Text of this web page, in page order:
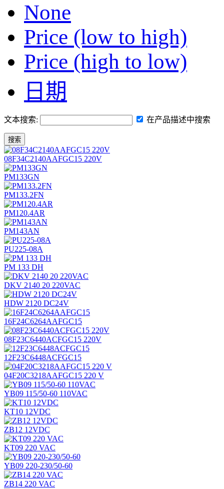
None
Price (low to high)
Price (high to low)
日期
文本搜索: 在产品描述中搜索
搜索
08F34C2140AAFGC15 220V
PM133GN
PM133.2FN
PM120.4AR
PM143AN
PU225-08A
PM 133 DH
DKV 2140 20 220VAC
HDW 2120 DC24V
16F24C6264AAFGC15
08F23C6440ACFGC15 220V
12F23C6448ACFGC15
04F20C3218AAFGC15 220 V
YB09 115/50-60 110VAC
KT10 12VDC
ZB12 12VDC
KT09 220 VAC
YB09 220-230/50-60
ZB14 220 VAC